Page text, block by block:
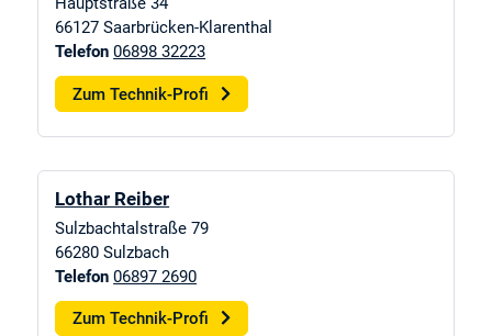
66127 Saarbrücken-Klarenthal
Telefon 06898 32223
Zum Technik-Profi
Lothar Reiber
Sulzbachtalstraße 79
66280 Sulzbach
Telefon 06897 2690
Zum Technik-Profi